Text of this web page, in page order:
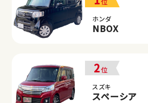
ホンダ
NBOX
2位
スズキ
スペーシア